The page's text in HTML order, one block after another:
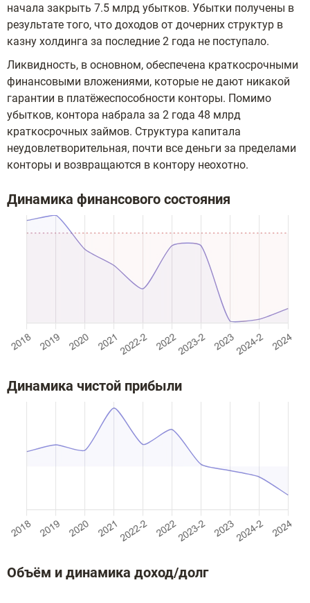
начала закрыть 7.5 млрд убытков. Убытки получены в
результате того, что доходов от дочерних структур в
казну холдинга за последние 2 года не поступало.
Ликвидность, в основном, обеспечена краткосрочными
финансовыми вложениями, которые не дают никакой
гарантии в платёжеспособности конторы. Помимо
убытков, контора набрала за 2 года 48 млрд
краткосрочных займов. Структура капитала
неудовлетворительная, почти все деньги за пределами
конторы и возвращаются в контору неохотно.
Динамика финансового состояния
Динамика чистой прибыли
Объём и динамика доход/долг